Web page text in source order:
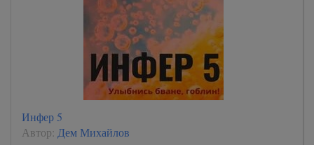
Инфер 5
Автор: Дем Михайлов